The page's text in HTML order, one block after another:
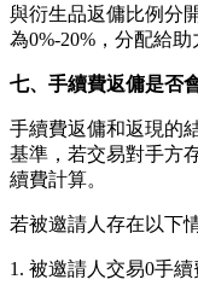
與衍生品返傭比例分
為0%-20%，分配給
七、手續費返傭是否
手續費返傭和返現的
基準，若交易對手方
續費計算。
若被邀請人存在以下
1. 被邀請人交易0手